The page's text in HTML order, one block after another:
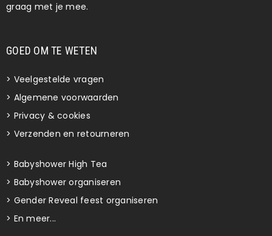
graag met je mee.
GOED OM TE WETEN
> Veelgestelde vragen
> Algemene voorwaarden
> Privacy & cookies
> Verzenden en retourneren
> Babyshower High Tea
> Babyshower organiseren
> Gender Reveal feest organiseren
> En meer...